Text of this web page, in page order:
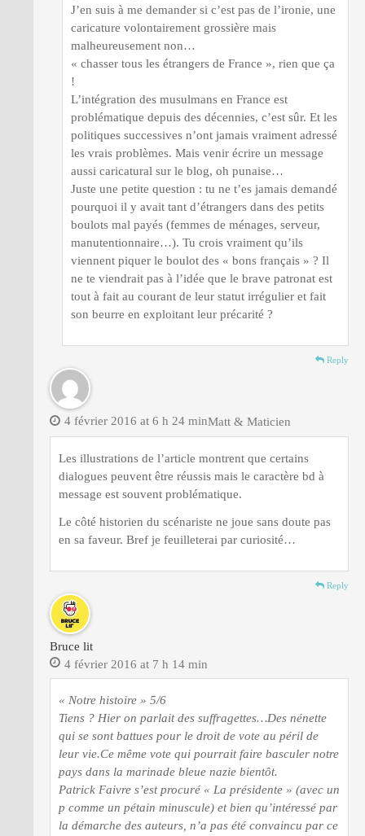
J’en suis à me demander si c’est pas de l’ironie, une
caricature volontairement grossière mais
malheureusement non…
« chasser tous les étrangers de France », rien que ça
!
L’intégration des musulmans en France est
problématique depuis des décennies, c’est sûr. Et les
politiques successives n’ont jamais vraiment adressé
les vrais problèmes. Mais venir écrire un message
aussi caricatural sur le blog, oh punaise…
Juste une petite question : tu ne t’es jamais demandé
pourquoi il y avait tant d’étrangers dans des petits
boulots mal payés (femmes de ménages, serveur,
manutentionnaire…). Tu crois vraiment qu’ils
viennent piquer le boulot des « bons français » ? Il
ne te viendrait pas à l’idée que le brave patronat est
tout à fait au courant de leur statut irrégulier et fait
son beurre en exploitant leur précarité ?
Reply
Matt & Maticien
4 février 2016 at 6 h 24 min
Les illustrations de l’article montrent que certains
dialogues peuvent être réussis mais le caractère bd à
message est souvent problématique.
Le côté historien du scénariste ne joue sans doute pas
en sa faveur. Bref je feuilleterai par curiosité…
Reply
Bruce lit
4 février 2016 at 7 h 14 min
« Notre histoire » 5/6
Tiens ? Hier on parlait des suffragettes…Des nénette
qui se sont battues pour le droit de vote au péril de
leur vie.Ce même vote qui pourrait faire basculer notre
pays dans la marinade bleue nazie bientôt.
Patrick Faivre s’est procuré « La présidente » (avec un
p comme un pétain minuscule) et bien qu’intéressé par
la démarche des auteurs, n’a pas été convaincu par ce